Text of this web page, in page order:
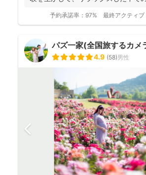
予約承諾率： 97% 最終アクティブ
パズ一家(全国旅するカメ
4.9 (58)男性